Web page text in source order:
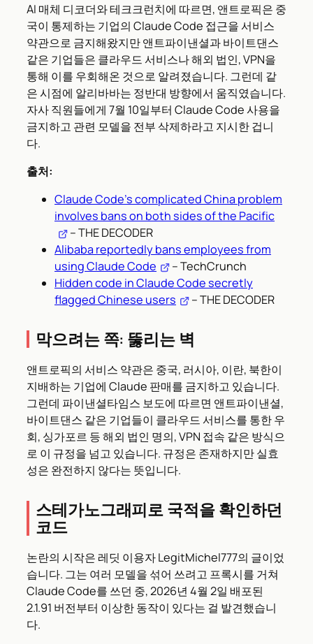
AI 매체 디코더와 테크크런치에 따르면, 앤트로픽은 중
국이 통제하는 기업의 Claude Code 접근을 서비스
약관으로 금지해왔지만 앤트파이낸셜과 바이트댄스
같은 기업들은 클라우드 서비스나 해외 법인, VPN을
통해 이를 우회해온 것으로 알려졌습니다. 그런데 같
은 시점에 알리바바는 정반대 방향에서 움직였습니다.
자사 직원들에게 7월 10일부터 Claude Code 사용을
금지하고 관련 모델을 전부 삭제하라고 지시한 겁니
다.
출처:
Claude Code’s complicated China problem
involves bans on both sides of the Pacific
– THE DECODER
Alibaba reportedly bans employees from
using Claude Code
– TechCrunch
Hidden code in Claude Code secretly
flagged Chinese users
– THE DECODER
막으려는 쪽: 뚫리는 벽
앤트로픽의 서비스 약관은 중국, 러시아, 이란, 북한이
지배하는 기업에 Claude 판매를 금지하고 있습니다.
그런데 파이낸셜타임스 보도에 따르면 앤트파이낸셜,
바이트댄스 같은 기업들이 클라우드 서비스를 통한 우
회, 싱가포르 등 해외 법인 명의, VPN 접속 같은 방식으
로 이 규정을 넘고 있습니다. 규정은 존재하지만 실효
성은 완전하지 않다는 뜻입니다.
스테가노그래피로 국적을 확인하던
코드
논란의 시작은 레딧 이용자 LegitMichel777의 글이었
습니다. 그는 여러 모델을 섞어 쓰려고 프록시를 거쳐
Claude Code를 쓰던 중, 2026년 4월 2일 배포된
2.1.91 버전부터 이상한 동작이 있다는 걸 발견했습니
다.